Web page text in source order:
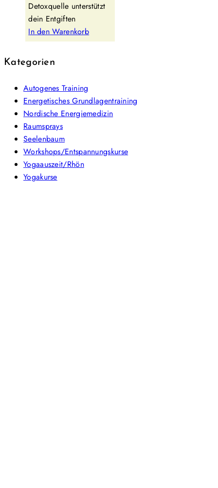
Detoxquelle unterstützt
dein Entgiften
In den Warenkorb
Kategorien
Autogenes Training
Energetisches Grundlagentraining
Nordische Energiemedizin
Raumsprays
Seelenbaum
Workshops/Entspannungskurse
Yogaauszeit/Rhön
Yogakurse